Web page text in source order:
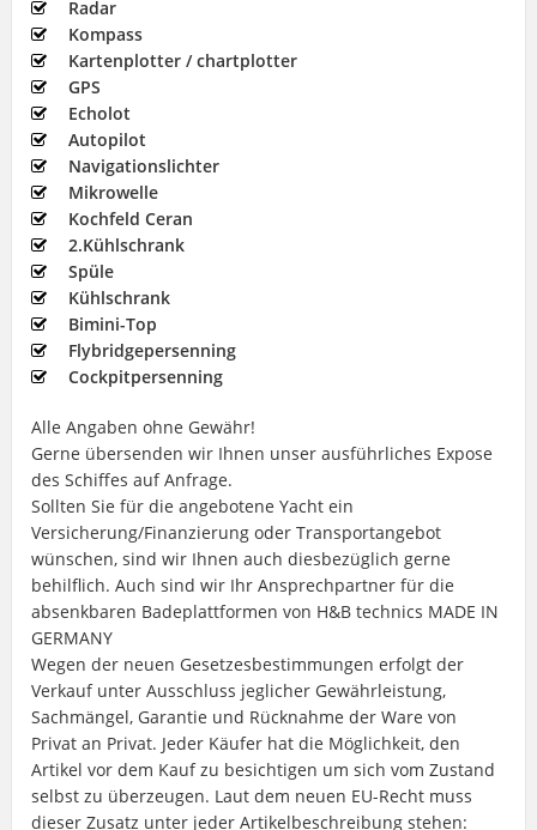
Radar
Kompass
Kartenplotter / chartplotter
GPS
Echolot
Autopilot
Navigationslichter
Mikrowelle
Kochfeld Ceran
2.Kühlschrank
Spüle
Kühlschrank
Bimini-Top
Flybridgepersenning
Cockpitpersenning
Alle Angaben ohne Gewähr!
Gerne übersenden wir Ihnen unser ausführliches Expose
des Schiffes auf Anfrage.
Sollten Sie für die angebotene Yacht ein
Versicherung/Finanzierung oder Transportangebot
wünschen, sind wir Ihnen auch diesbezüglich gerne
behilflich. Auch sind wir Ihr Ansprechpartner für die
absenkbaren Badeplattformen von H&B technics MADE IN
GERMANY
Wegen der neuen Gesetzesbestimmungen erfolgt der
Verkauf unter Ausschluss jeglicher Gewährleistung,
Sachmängel, Garantie und Rücknahme der Ware von
Privat an Privat. Jeder Käufer hat die Möglichkeit, den
Artikel vor dem Kauf zu besichtigen um sich vom Zustand
selbst zu überzeugen. Laut dem neuen EU-Recht muss
dieser Zusatz unter jeder Artikelbeschreibung stehen: